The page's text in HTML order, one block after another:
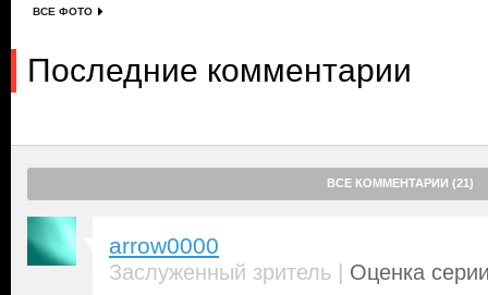
ВСЕ ФОТО
Последние комментарии
ВСЕ КОММЕНТАРИИ (21)
arrow0000
Заслуженный зритель | Оценка